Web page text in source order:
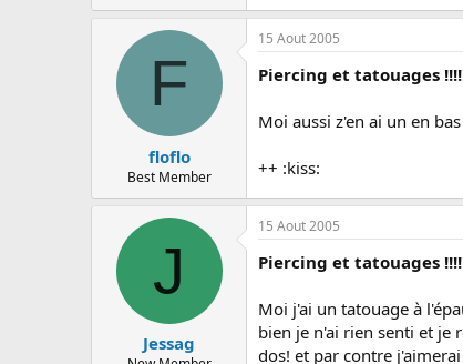
F
floflo
Best Member
15 Aout 2005
Piercing et tatouages
Moi aussi z'en ai un en
++ :kiss:
J
Jessag
15 Aout 2005
Piercing et tatouages
Moi j'ai un tatouage à
bien je n'ai rien senti et je
dos! et par contre